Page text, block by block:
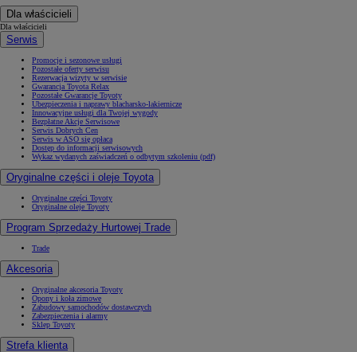
Dla właścicieli
Dla właścicieli
Serwis
Promocje i sezonowe usługi
Pozostałe oferty serwisu
Rezerwacja wizyty w serwisie
Gwarancja Toyota Relax
Pozostałe Gwarancje Toyoty
Ubezpieczenia i naprawy blacharsko-lakiernicze
Innowacyjne usługi dla Twojej wygody
Bezpłatne Akcje Serwisowe
Serwis Dobrych Cen
Serwis w ASO się opłaca
Dostęp do informacji serwisowych
Wykaz wydanych zaświadczeń o odbytym szkoleniu (pdf)
Oryginalne części i oleje Toyota
Oryginalne części Toyoty
Oryginalne oleje Toyoty
Program Sprzedaży Hurtowej Trade
Trade
Akcesoria
Oryginalne akcesoria Toyoty
Opony i koła zimowe
Zabudowy samochodów dostawczych
Zabezpieczenia i alarmy
Sklep Toyoty
Strefa klienta